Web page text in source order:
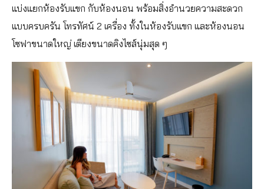
แบ่งแยกห้องรับแขก กับห้องนอน พร้อมสิ่งอำนวยความสะดวก
แบบครบครัน โทรทัศน์ 2 เครื่อง ทั้งในห้องรับแขก และห้องนอน
โซฟาขนาดใหญ่ เตียงขนาดคิงไซส์นุ่มสุด ๆ